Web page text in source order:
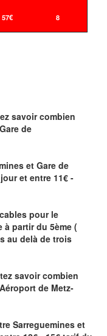
8
savoircombien
de
et Gare de
et entre 11€ -
pour le
partir du 5ème (
au delà de trois
savoircombien
de Metz-
Sarreguemines et